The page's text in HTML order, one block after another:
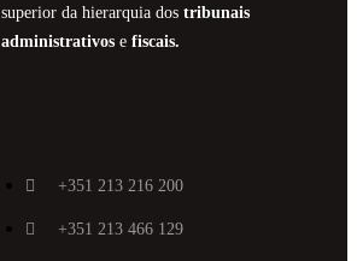
superior da hierarquia dos tribunais
administrativose fiscais.
+351 213 216 200
+351 213 466 129